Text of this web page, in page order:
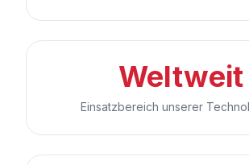
Weltweit
Einsatzbereich unserer